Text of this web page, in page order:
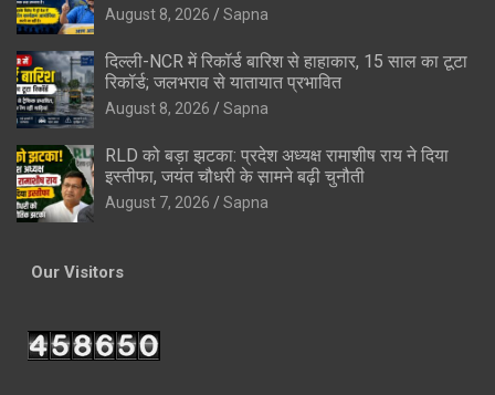
August 8, 2026 Sapna
दिल्ली-NCR में रिकॉर्ड बारिश से हाहाकार, 15 साल का टूटा
रिकॉर्ड; जलभराव से यातायात प्रभावित
August 8, 2026 Sapna
RLD को बड़ा झटका: प्रदेश अध्यक्ष रामाशीष राय ने दिया
इस्तीफा, जयंत चौधरी के सामने बढ़ी चुनौती
August 7, 2026 Sapna
Our Visitors